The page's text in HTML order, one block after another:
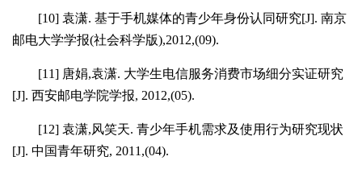
[10] 袁潇. 基于手机媒体的青少年身份认同研究[J]. 南京
邮电大学学报(社会科学版),2012,(09).
[11] 唐娟,袁潇. 大学生电信服务消费市场细分实证研究
[J]. 西安邮电学院学报, 2012,(05).
[12] 袁潇,风笑天. 青少年手机需求及使用行为研究现状
[J]. 中国青年研究, 2011,(04).